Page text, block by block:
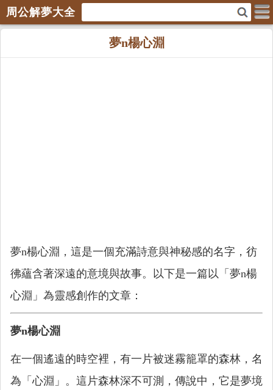
周公解夢大全
夢n楊心淵
夢n楊心淵，這是一個充滿詩意與神秘感的名字，彷
彿蘊含著深遠的意境與故事。以下是一篇以「夢n楊
心淵」為靈感創作的文章：
夢n楊心淵
在一個遙遠的時空裡，有一片被迷霧籠罩的森林，名
為「心淵」。這片森林深不可測，傳說中，它是夢境